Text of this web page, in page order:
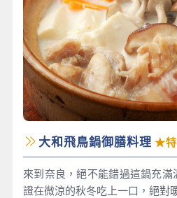
大和飛鳥鍋御膳料理 ★特
來到奈良，絕不能錯過這鍋充
證在微涼的秋冬吃上一口，絕對